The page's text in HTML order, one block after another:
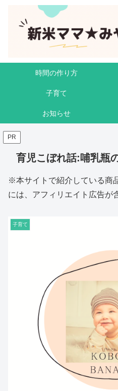
時間の作り方
子育て
お知らせ
PR
育児こぼれ話:哺乳瓶
※本サイトで紹介している商
には、アフィリエイト広告が
子育て